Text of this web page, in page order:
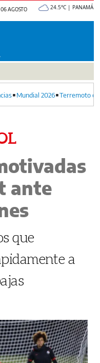
06 AGOSTO
24.5°C | PANAMÁ
Mundial 2026 Terremoto
ante
que
a